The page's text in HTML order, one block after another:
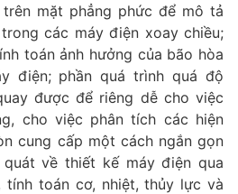
trên mặt phẳng phức để mô tả
các máy điện xoay chiều;
toán ảnh hưởng của bão hòa
điện; phần quá trình quá độ
được để riêng dễ cho việc
cho việc phân tích các hiện
cung cấp một cách ngắn gọn
về thiết kế máy điện qua
toán cơ, nhiệt, thủy lực và